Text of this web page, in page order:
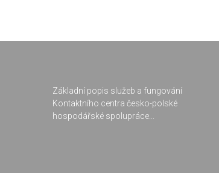
Základní popis služeb a fungování
Kontaktního centra česko-polské
hospodářské spolupráce...